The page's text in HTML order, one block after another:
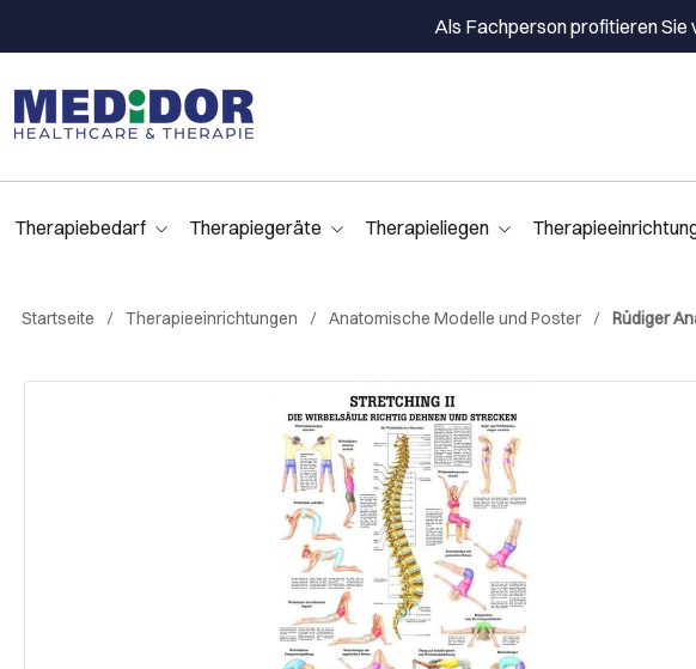
Als Fachperson profitieren
Therapiebedarf Therapiegeräte Therapieliegen
Startseite Therapieeinrichtungen Anatomische Modelle und Poster Rüdiger